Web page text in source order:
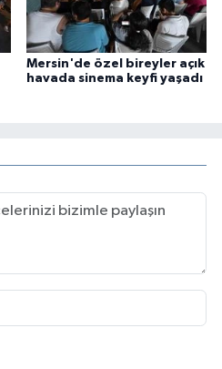
Mersin'de özel bireyler açık
havada sinema keyfi yaşadı